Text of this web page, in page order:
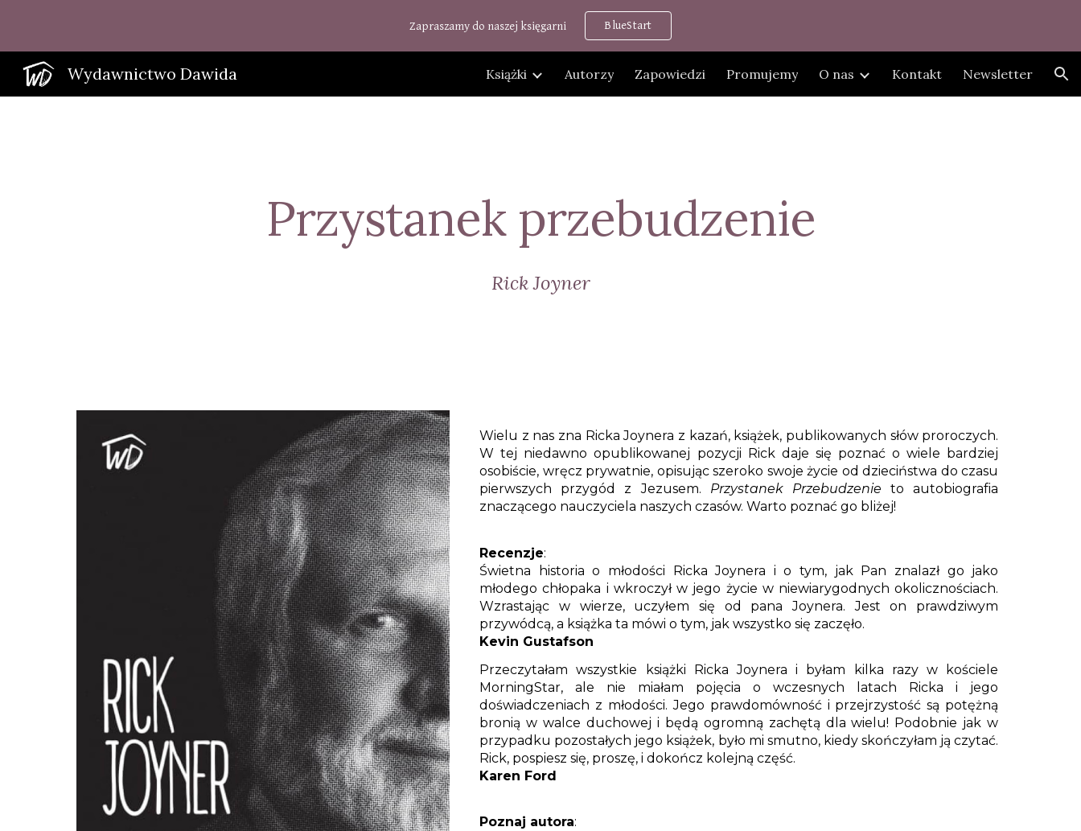
Skip to main content Skip to navigation
Zapraszamy do naszej księgarni BlueStart
Wydawnictwo Dawida Książki Autorzy Zapowiedzi Promujemy O nas Kontakt Newsletter
Przystanek przebudzenie
Rick Joyner
Wielu z nas zna Ricka Joynera z kazań, książek, publikowanych słów proroczych.
W tej niedawno opublikowanej pozycji Rick daje się poznać o wiele bardziej
osobiście, wręcz prywatnie, opisując szeroko swoje życie od dzieciństwa do czasu
pierwszych przygód z Jezusem. Przystanek Przebudzenie to autobiografia
znaczącego nauczyciela naszych czasów. Warto poznać go bliżej!
Recenzje:
Świetna historia o młodości Ricka Joynera i o tym, jak Pan znalazł go jako
młodego chłopaka i wkroczył w jego życie w niewiarygodnych okolicznościach.
Wzrastając w wierze, uczyłem się od pana Joynera. Jest on prawdziwym
przywódcą, a książka ta mówi o tym, jak wszystko się zaczęło.
Kevin Gustafson
Przeczytałam wszystkie książki Ricka Joynera i byłam kilka razy w kościele
MorningStar, ale nie miałam pojęcia o wczesnych latach Ricka i jego
doświadczeniach z młodości. Jego prawdomówność i przejrzystość są potężną
bronią w walce duchowej i będą ogromną zachętą dla wielu! Podobnie jak w
przypadku pozostałych jego książek, było mi smutno, kiedy skończyłam ją czytać.
Rick, pospiesz się, proszę, i dokończ kolejną część.
Karen Ford
Poznaj autora: